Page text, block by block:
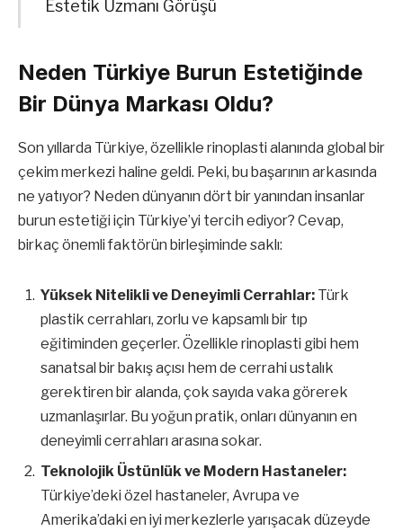
Estetik Uzmanı Görüşü
Neden Türkiye Burun Estetiğinde
Bir Dünya Markası Oldu?
Son yıllarda Türkiye, özellikle rinoplasti alanında global bir
çekim merkezi haline geldi. Peki, bu başarının arkasında
ne yatıyor? Neden dünyanın dört bir yanından insanlar
burun estetiği için Türkiye’yi tercih ediyor? Cevap,
birkaç önemli faktörün birleşiminde saklı:
Yüksek Nitelikli ve Deneyimli Cerrahlar: Türk
plastik cerrahları, zorlu ve kapsamlı bir tıp
eğitiminden geçerler. Özellikle rinoplasti gibi hem
sanatsal bir bakış açısı hem de cerrahi ustalık
gerektiren bir alanda, çok sayıda vaka görerek
uzmanlaşırlar. Bu yoğun pratik, onları dünyanın en
deneyimli cerrahları arasına sokar.
Teknolojik Üstünlük ve Modern Hastaneler:
Türkiye’deki özel hastaneler, Avrupa ve
Amerika’daki en iyi merkezlerle yarışacak düzeyde